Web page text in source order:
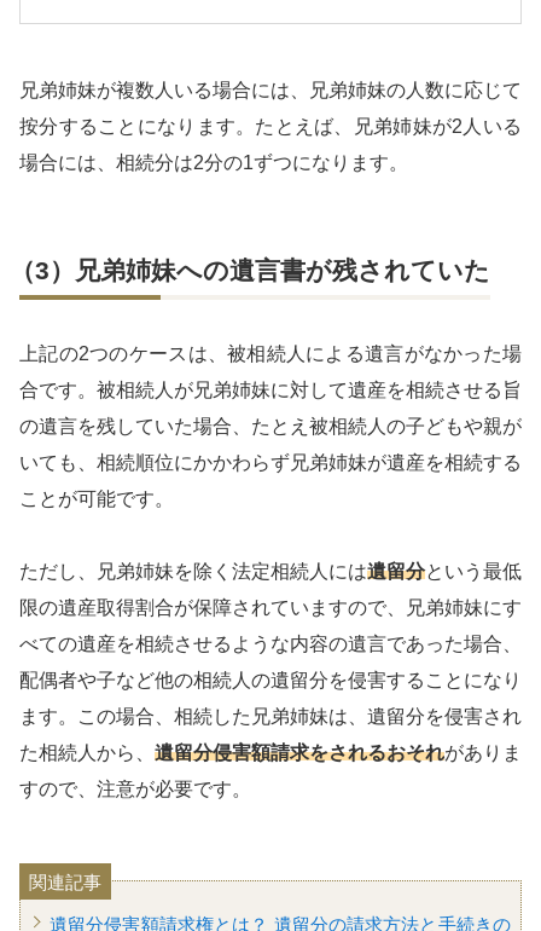
兄弟姉妹が複数人いる場合には、兄弟姉妹の人数に応じて
按分することになります。たとえば、兄弟姉妹が2人いる
場合には、相続分は2分の1ずつになります。
（3）兄弟姉妹への遺言書が残されていた
上記の2つのケースは、被相続人による遺言がなかった場
合です。被相続人が兄弟姉妹に対して遺産を相続させる旨
の遺言を残していた場合、たとえ被相続人の子どもや親が
いても、相続順位にかかわらず兄弟姉妹が遺産を相続する
ことが可能です。
ただし、兄弟姉妹を除く法定相続人には遺留分という最低
限の遺産取得割合が保障されていますので、兄弟姉妹にす
べての遺産を相続させるような内容の遺言であった場合、
配偶者や子など他の相続人の遺留分を侵害することになり
ます。この場合、相続した兄弟姉妹は、遺留分を侵害され
た相続人から、 遺留分侵害額請求をされるおそれがありま
すので、注意が必要です。
関連記事
遺留分侵害額請求権とは？ 遺留分の請求方法と手続きの